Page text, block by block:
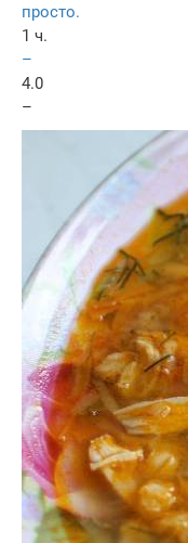
просто.
1 ч.
–
4.0
–